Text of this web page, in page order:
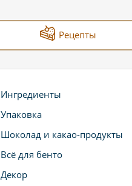
Рецепты
Ингредиенты
Упаковка
Шоколад и какао-продукты
Всё для бенто
Декор